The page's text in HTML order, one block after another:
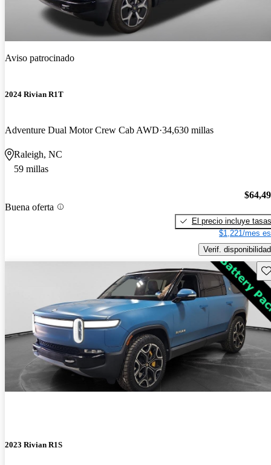
Aviso patrocinado
2024 Rivian R1T
Adventure Dual Motor Crew Cab AWD 34,630 millas
Raleigh, NC
59 millas
Buena oferta
El precio incluye tasas
$1,221/mes
Verif. disponibilidad
2023 Rivian R1S